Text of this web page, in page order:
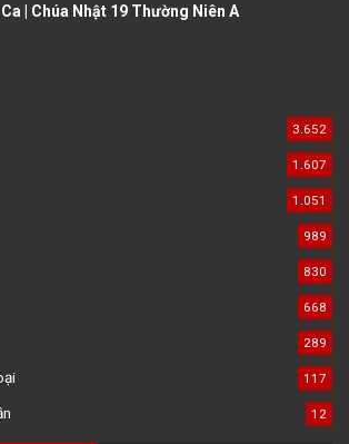
| Chúa Nhật 19 Thường Niên A
3.652
1.607
1.051
989
830
668
289
117
12